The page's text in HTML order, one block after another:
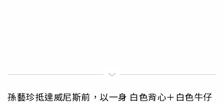
孫藝珍抵達威尼斯前，以一身 白色背心＋白色牛仔